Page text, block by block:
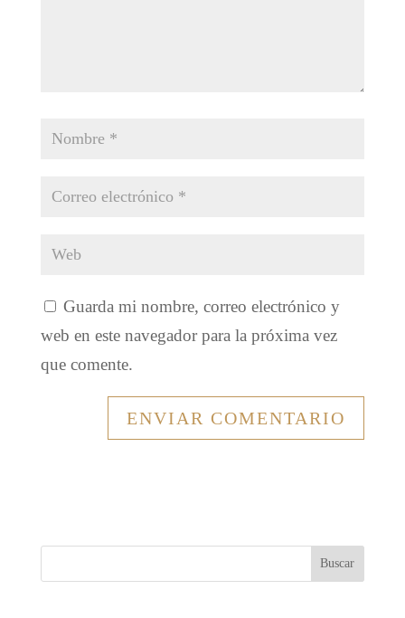
Guarda mi nombre, correo electrónico y
web en este navegador para la próxima vez
que comente.